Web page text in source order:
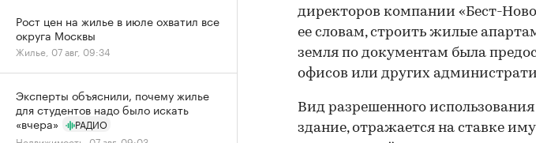
директоров компании «Бест-
ее словам, строить жилые
земля по документам была
офисов или других
Вид разрешенного
здание, отражается на ставке
Рост цен на жилье в июле охватил все
округа Москвы
Жилье, 07 авг, 09:34
Эксперты объяснили, почему жилье
для студентов надо было искать
«вчера»
РАДИО